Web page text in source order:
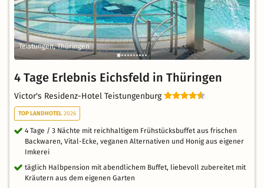
Teistungen, Thüringen
4 Tage Erlebnis Eichsfeld in Thüringen
Victor's Residenz-Hotel Teistungenburg
TOP LANDHOTEL 2026
4 Tage / 3 Nächte mit reichhaltigem Frühstücksbuffet aus frischen
Backwaren, Vital-Ecke, veganen Alternativen und Honig aus eigener
Imkerei
täglich Halbpension mit abendlichem Buffet, liebevoll zubereitet mit
Kräutern aus dem eigenen Garten